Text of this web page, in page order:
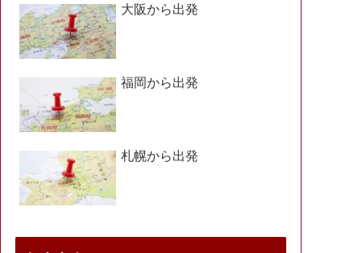
大阪から出発
福岡から出発
札幌から出発